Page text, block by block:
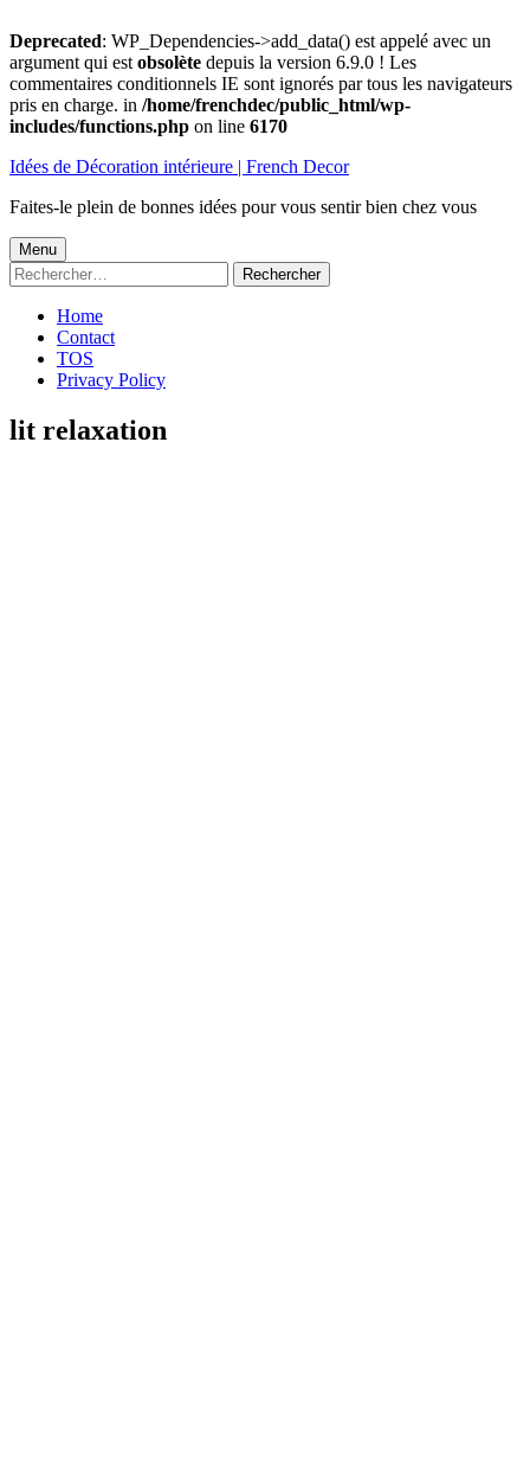
Deprecated: WP_Dependencies->add_data() est appelé avec un
argument qui est obsolète depuis la version 6.9.0 ! Les
commentaires conditionnels IE sont ignorés par tous les navigateurs
pris en charge. in /home/frenchdec/public_html/wp-
includes/functions.php on line 6170
au
Idées de Décoration intérieure | French Decor
Faites-le plein de bonnes idées pour vous sentir bien chez vous
Menu
principal
Menu
Rechercher :
Home
Contact
TOS
Privacy Policy
lit relaxation